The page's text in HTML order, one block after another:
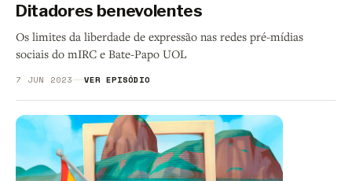
Ditadores benevolentes
Os limites da liberdade de expressão nas redes pré-mídias
sociais do mIRC e Bate-Papo UOL
7 JUN 2023 VER EPISÓDIO